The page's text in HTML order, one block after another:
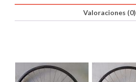
Valoraciones (0)